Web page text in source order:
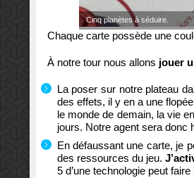
Cinq planètes à séduire.
Chaque carte possède une
À notre tour nous allons jouer
La poser sur notre plateau
des effets, il y en a une
le monde de demain, la vie
jours. Notre agent sera donc
En défaussant une carte, je
des ressources du jeu.
5 d’une technologie peut